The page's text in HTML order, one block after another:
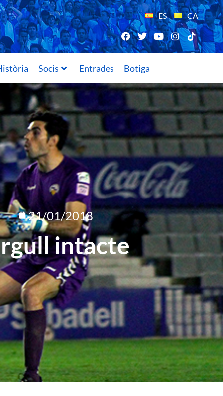
ES CA
Socis Entrades Botiga
21/01/2018
intacte